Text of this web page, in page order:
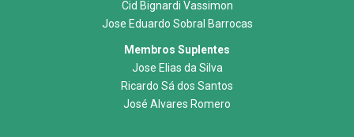
Cid Bignardi Vassimon
Jose Eduardo Sobral Barrocas
Membros Suplentes
Jose Elias da Silva
Ricardo Sá dos Santos
José Alvares Romero